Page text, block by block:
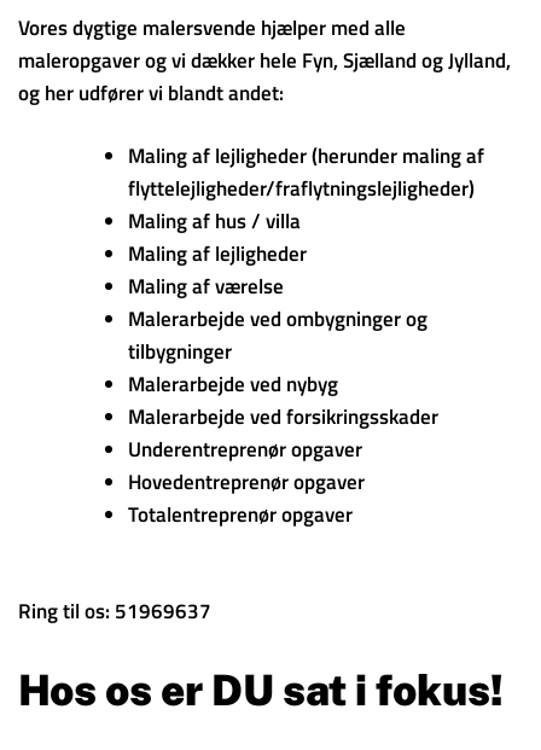
Vores dygtige malersvende hjælper med alle
maleropgaver og vi dækker hele Fyn, Sjælland og Jylland,
og her udfører vi blandt andet:
Maling af lejligheder (herunder maling af
flyttelejligheder/fraflytningslejligheder)
Maling af hus / villa
Maling af lejligheder
Maling af værelse
Malerarbejde ved ombygninger og
tilbygninger
Malerarbejde ved nybyg
Malerarbejde ved forsikringsskader
Underentreprenør opgaver
Hovedentreprenør opgaver
Totalentreprenør opgaver
Ring til os: 51969637
Hos os er DU sat i fokus!